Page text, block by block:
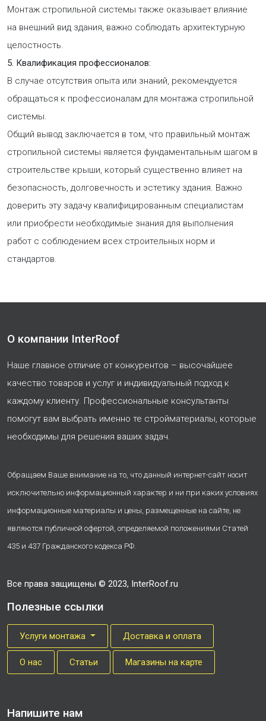
Монтаж стропильной системы также оказывает влияние
на внешний вид здания, важно соблюдать архитектурную
целостность.
5. Квалификация профессионалов:
В случае отсутствия опыта или знаний, рекомендуется
обращаться к профессионалам для монтажа стропильной
системы.
Общий вывод заключается в том, что правильный монтаж
стропильной системы является фундаментальным шагом в
строительстве крыши, который существенно влияет на
безопасность, долговечность и эстетику здания. Важно
доверить эту задачу квалифицированным специалистам
или приобрести необходимые знания для выполнения
работ с соблюдением всех строительных норм и
стандартов.
О компании InterRoof
Наше главное отличие от конкурентов – высочайшее
качество товаров и услуг и индивидуальный подход к
каждому клиенту. Профессиональные консультанты
помогут вам выбрать именно те стройматериалы, которые
необходимы для решения ваших задач.
Обращаем Ваше внимание на то, что данный интернет-сайт носит
исключительно информационный характер и ни при каких условиях
информационные материалы и цены, размещенные на сайте, не
являются публичной офертой, определяемой положениями Статей
435 и 437 Гражданского кодекса РФ.
Все права защищены © 2023, InterRoof.ru
Полезные ссылки
Услуги монтажа Доставка и оплата
О нас Cтатьи Магазины на карте
Напишите нам